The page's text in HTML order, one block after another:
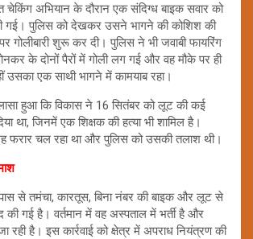
चेकिंग अभियान के दौरान एक संदिग्ध बाइक सवार को
गई। पुलिस को देखकर उसने भागने की कोशिश की
गोलीबारी शुरू कर दी। पुलिस ने भी जवाबी फायरिंग
के दोनों पैरों में गोली लग गई और वह मौके पर ही
उसका एक साथी भागने में कामयाब रहा।
हुआ कि विकास ने 16 सितंबर को लूट की कई
था, जिनमें एक शिक्षक की हत्या भी शामिल है।
फरार चल रहा था और पुलिस को उसकी तलाश थी।
से तमंचा, कारतूस, बिना नंबर की बाइक और लूट से
की गई है। वर्तमान में वह अस्पताल में भर्ती है और
रही है। इस कार्रवाई को क्षेत्र में अपराध नियंत्रण की